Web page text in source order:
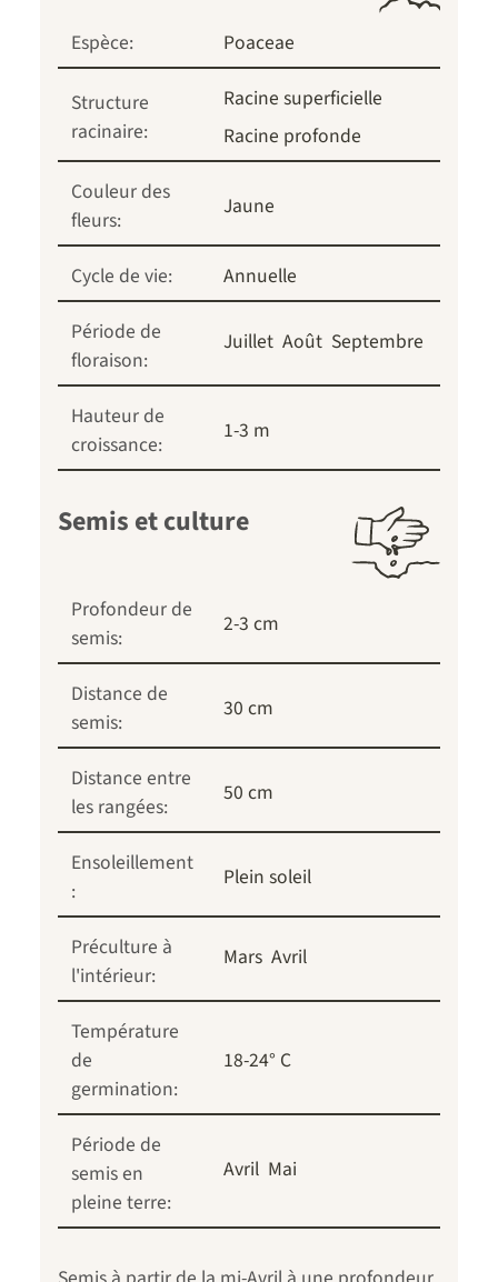
Espèce: Poaceae
Structure
racinaire:
Racine superficielle
Racine profonde
Couleur des
fleurs:
Jaune
Cycle de vie:
Annuelle
Période de
floraison:
Juillet Août Septembre
Hauteur de
croissance:
1-3 m
Semis et culture
Profondeur de
semis:
2-3 cm
Distance de
semis:
30 cm
Distance entre
les rangées:
50 cm
Ensoleillement
:
Plein soleil
Préculture à
l'intérieur:
Mars Avril
Température
de
germination:
18-24° C
Période de
semis en
pleine terre:
Avril Mai